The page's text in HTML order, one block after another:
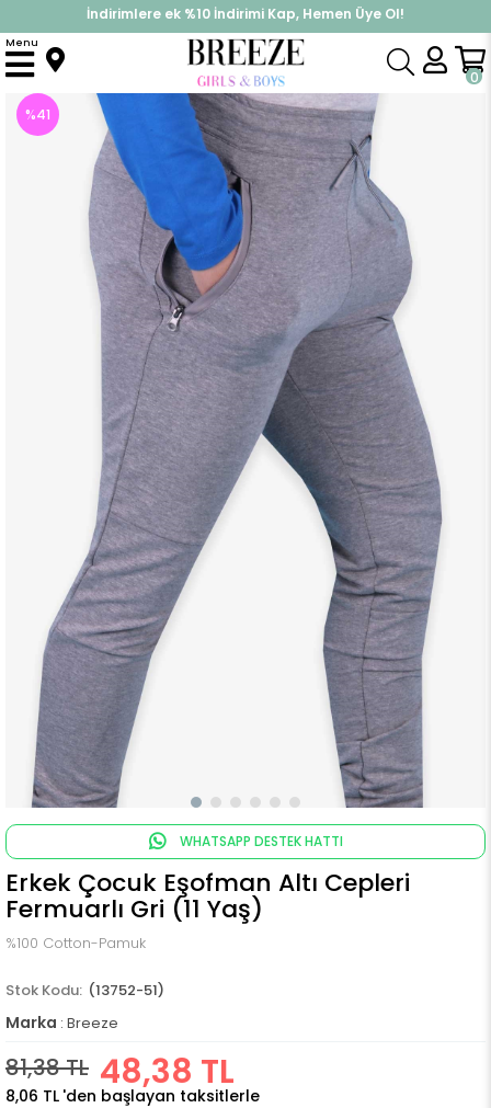
%30 Sepette Yaz İndirimi, Hemen Al!
İndirimlere ek %10 İndirimi Kap, Hemen Üye Ol!
0
Menu
Anasayfa Alt Giyim Eşofman Altı Erkek Çocuk Eşofman Altı Cepleri Fermuarlı Gri (11 Yaş)
%41
WHATSAPP DESTEK HATTI
Erkek Çocuk Eşofman Altı Cepleri
Fermuarlı Gri (11 Yaş)
%100 Cotton-Pamuk
(13752-51)
Marka : Breeze
81,38 TL 48,38 TL
8,06 TL 'den başlayan taksitlerle